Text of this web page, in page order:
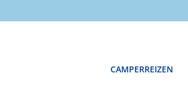
CAMPERREIZEN